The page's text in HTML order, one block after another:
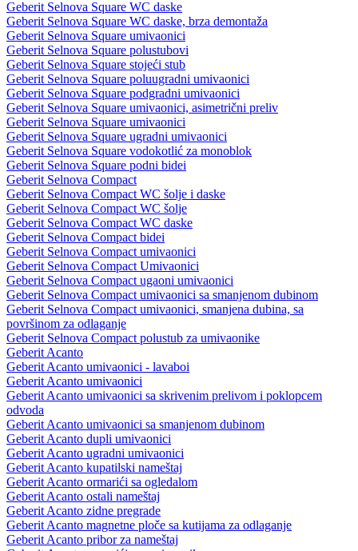
Geberit Selnova Square WC daske
Geberit Selnova Square WC daske, brza demontaža
Geberit Selnova Square umivaonici
Geberit Selnova Square polustubovi
Geberit Selnova Square stojeći stub
Geberit Selnova Square poluugradni umivaonici
Geberit Selnova Square podgradni umivaonici
Geberit Selnova Square umivaonici, asimetrični preliv
Geberit Selnova Square umivaonici
Geberit Selnova Square ugradni umivaonici
Geberit Selnova Square vodokotlić za monoblok
Geberit Selnova Square podni bidei
Geberit Selnova Compact
Geberit Selnova Compact WC šolje i daske
Geberit Selnova Compact WC šolje
Geberit Selnova Compact WC daske
Geberit Selnova Compact bidei
Geberit Selnova Compact umivaonici
Geberit Selnova Compact Umivaonici
Geberit Selnova Compact ugaoni umivaonici
Geberit Selnova Compact umivaonici sa smanjenom dubinom
Geberit Selnova Compact umivaonici, smanjena dubina, sa
površinom za odlaganje
Geberit Selnova Compact polustub za umivaonike
Geberit Acanto
Geberit Acanto umivaonici - lavaboi
Geberit Acanto umivaonici
Geberit Acanto umivaonici sa skrivenim prelivom i poklopcem
odvoda
Geberit Acanto umivaonici sa smanjenom dubinom
Geberit Acanto dupli umivaonici
Geberit Acanto ugradni umivaonici
Geberit Acanto kupatilski nameštaj
Geberit Acanto ormarići sa ogledalom
Geberit Acanto ostali nameštaj
Geberit Acanto zidne pregrade
Geberit Acanto magnetne ploče sa kutijama za odlaganje
Geberit Acanto pribor za nameštaj